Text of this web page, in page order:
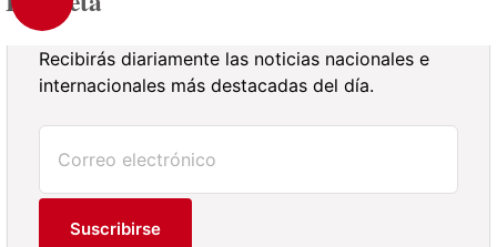
Recibirás diariamente las noticias nacionales e
internacionales más destacadas del día.
Suscribirse